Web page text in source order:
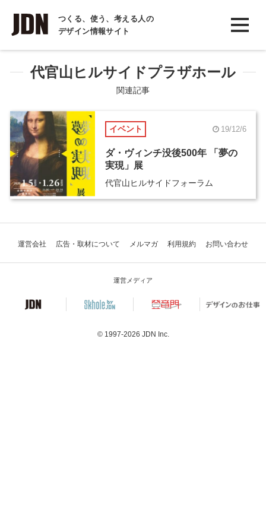
つくる、使う、考える人の
デザイン情報サイト
INTERVIEW
インタビュー
REPORT
COLUMN
コラム
代官山ヒルサイドプラザホール
関連記事
イベント 19/12/6
ダ・ヴィンチ没後500年 「夢の
実現」展
代官山ヒルサイドフォーラム
運営会社 広告・取材について メルマガ 利用規約 お問い合わせ
運営メディア
© 1997-2026 JDN Inc.